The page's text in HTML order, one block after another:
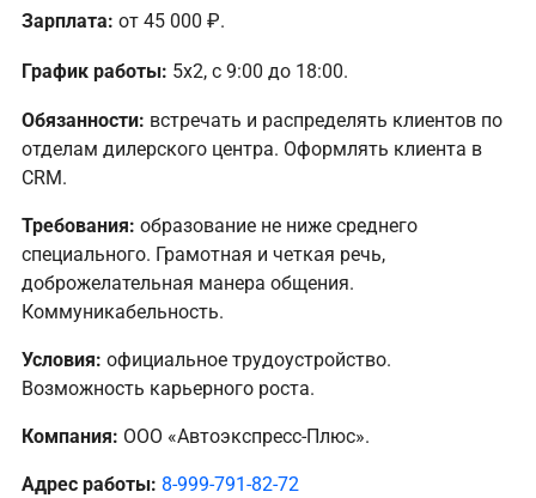
Зарплата: от 45 000 ₽.
График работы: 5х2, с 9:00 до 18:00.
Обязанности: встречать и распределять клиентов по
отделам дилерского центра. Оформлять клиента в
CRM.
Требования: образование не ниже среднего
специального. Грамотная и четкая речь,
доброжелательная манера общения.
Коммуникабельность.
Условия: официальное трудоустройство.
Возможность карьерного роста.
Компания: ООО «Автоэкспресс-Плюс».
Адрес работы: 8-999-791-82-72